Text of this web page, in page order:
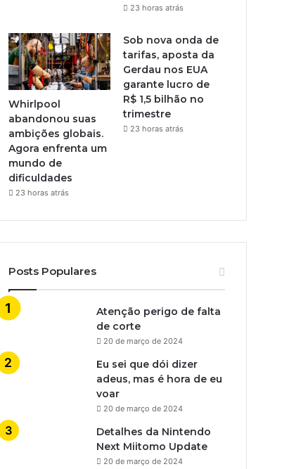
23 horas atrás
Whirlpool
abandonou suas
ambições globais.
Agora enfrenta um
mundo de
dificuldades
23 horas atrás
Sob nova onda de
tarifas, aposta da
Gerdau nos EUA
garante lucro de
R$ 1,5 bilhão no
trimestre
23 horas atrás
Posts Populares
Atenção perigo de falta
de corte
20 de março de 2024
Eu sei que dói dizer
adeus, mas é hora de eu
voar
20 de março de 2024
Detalhes da Nintendo
Next Miitomo Update
20 de março de 2024